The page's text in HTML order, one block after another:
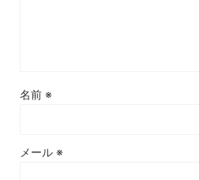
名前 ※
メール ※